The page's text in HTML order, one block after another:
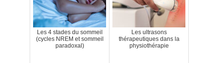
Les 4 stades du sommeil
(cycles NREM et sommeil
paradoxal)
Les ultrasons
thérapeutiques dans la
physiothérapie